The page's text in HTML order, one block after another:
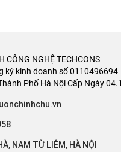
CÔNG NGHỆ TECHCONS
ký kinh doanh số 0110496694
Phố Hà Nội Cấp Ngày
NAM TỪ LIÊM, HÀ NỘI